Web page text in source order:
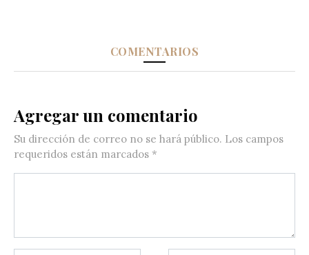
COMENTARIOS
Agregar un comentario
Su dirección de correo no se hará público. Los campos
requeridos están marcados *